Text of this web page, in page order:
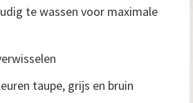
te wassen voor maximale
taupe, grijs en bruin